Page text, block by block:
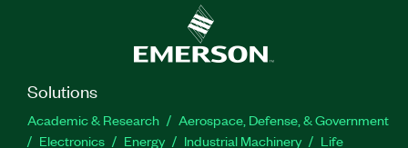
Solutions
Academic & Research
Aerospace, Defense, & Government
Electronics
Energy Industrial Machinery
Life